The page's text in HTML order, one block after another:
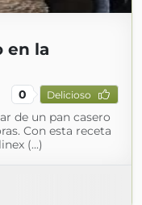
en la
0 Delicioso
de un pan casero
Con esta receta
(...)